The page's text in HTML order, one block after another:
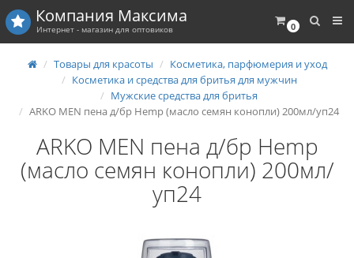
0
Компания Максима
Интернет - магазин для оптовиков
Товары для красоты
Косметика, парфюмерия и уход
Косметика и средства для бритья для мужчин
Мужские средства для бритья
ARKO MEN пена д/бр Hemp (масло семян конопли) 200мл/уп24
ARKO MEN пена д/бр Hemp
(масло семян конопли) 200мл/
уп24